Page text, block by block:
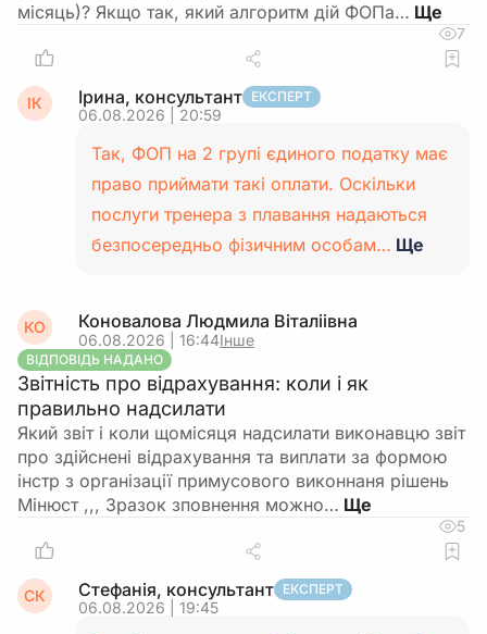
місяць)? Якщо так, який алгоритм дій ФОПа…
7
ІК Ірина, консультант ЕКСПЕРТ
06.08.2026 | 20:59
Так, ФОП на 2 групі єдиного податку має
право приймати такі оплати. Оскільки
послуги тренера з плавання надаються
безпосередньо фізичним особам… Ще
КО Коновалова Людмила Віталіівна
06.08.2026 | 16:44Інше
ВІДПОВІДЬ НАДАНО
Звітність про відрахування: коли і як
правильно надсилати
Який звіт і коли щомісяця надсилати виконавцю звіт
про здійснені відрахування та виплати за формою
інстр з організації примусового виконнаня рішень
Мінюст ,,, Зразок зповнення можно…
5
СК Стефанія, консультант ЕКСПЕРТ
06.08.2026 | 19:45